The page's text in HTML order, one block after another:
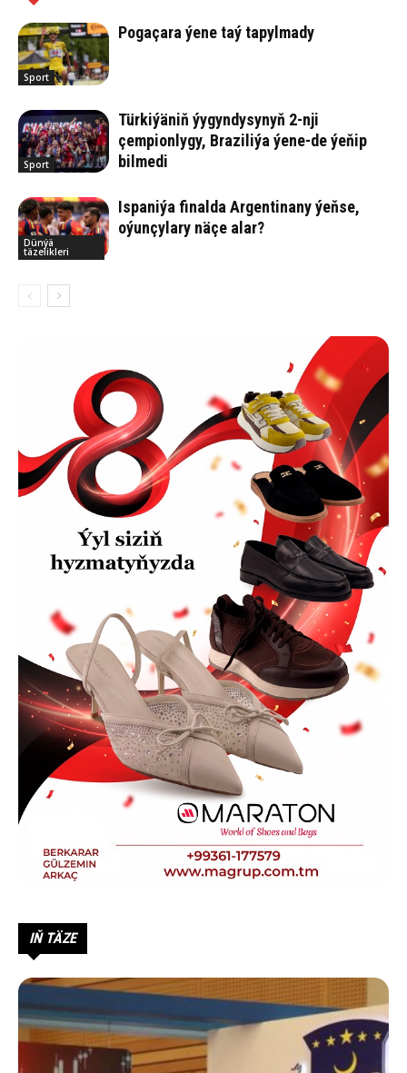
Sport
Pogaçara ýene taý tapylmady
Sport
Türkiýäniň ýygyndysynyň 2-nji
çempionlygy, Braziliýa ýene-de ýeňip
bilmedi
Dünýä
täzelikleri
Ispaniýa finalda Argentinany ýeňse,
oýunçylary näçe alar?
IŇ TÄZE